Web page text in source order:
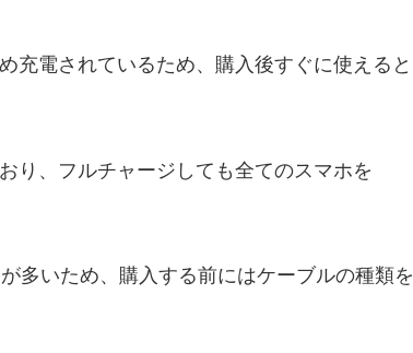
充電されているため、購入後すぐに使えると
り、フルチャージしても全てのスマホを
多いため、購入する前にはケーブルの種類を